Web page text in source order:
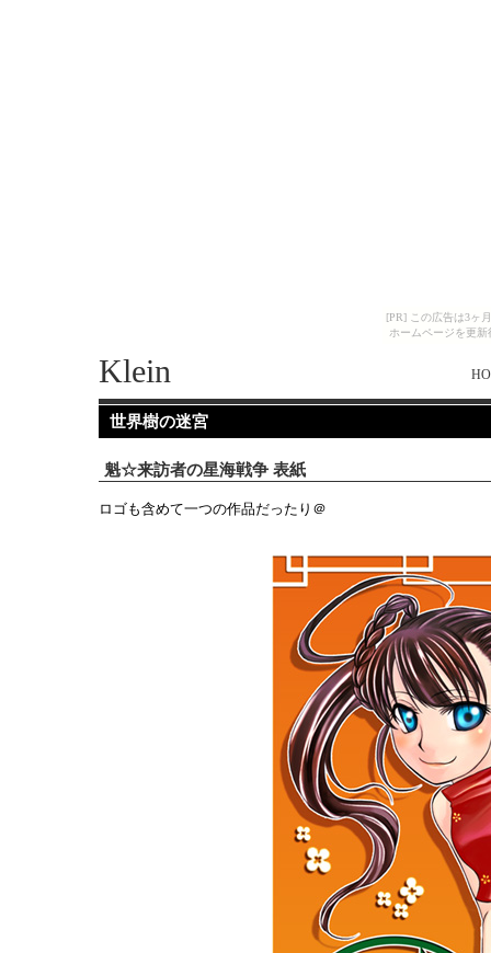
[PR] この広告は3ヶ
ホームページを更
Klein
世界樹の迷宮
魁☆来訪者の星海戦争 表紙
ロゴも含めて一つの作品だったり＠